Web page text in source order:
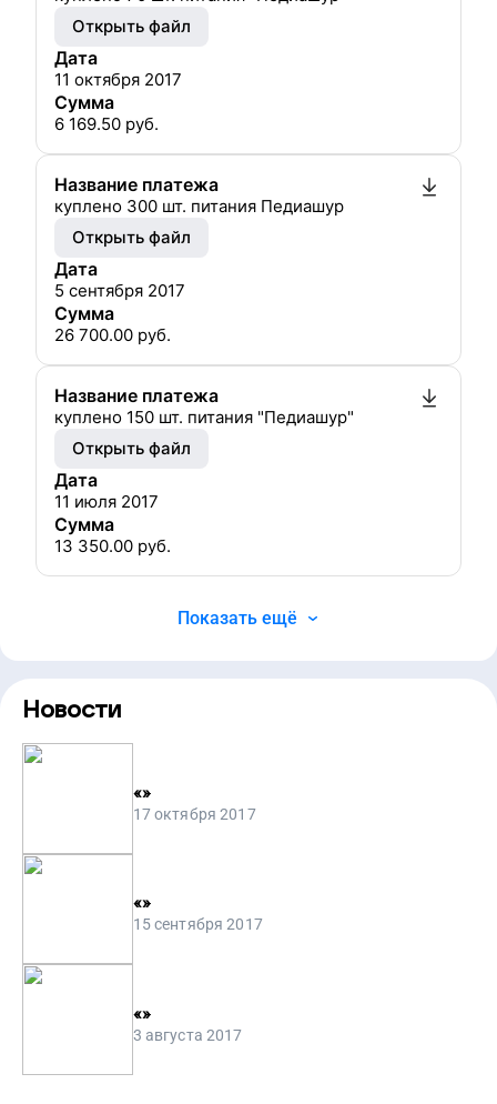
Открыть файл
Дата
11 октября 2017
Сумма
6 169.50 руб.
Название платежа
куплено 300 шт. питания Педиашур
Открыть файл
Дата
5 сентября 2017
Сумма
26 700.00 руб.
Название платежа
куплено 150 шт. питания "Педиашур"
Открыть файл
Дата
11 июля 2017
Сумма
13 350.00 руб.
Показать ещё
Новости
«»
17 октября 2017
«»
15 сентября 2017
«»
3 августа 2017